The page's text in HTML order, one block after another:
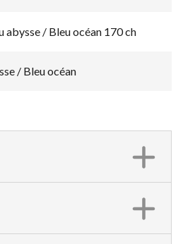
abysse / Bleu océan 170 ch
/ Bleu océan